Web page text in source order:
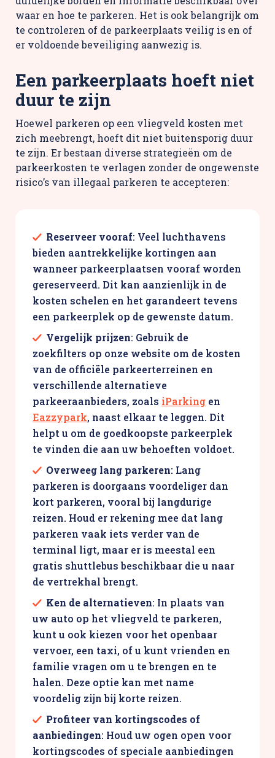
waar en hoe te parkeren. Het is ook belangrijk om
te controleren of de parkeerplaats veilig is en of
er voldoende beveiliging aanwezig is.
Een parkeerplaats hoeft niet
duur te zijn
Hoewel parkeren op een vliegveld kosten met
zich meebrengt, hoeft dit niet buitensporig duur
te zijn. Er bestaan diverse strategieën om de
parkeerkosten te verlagen zonder de ongewenste
risico’s van illegaal parkeren te accepteren:
Reserveer vooraf: Veel luchthavens
bieden aantrekkelijke kortingen aan
wanneer parkeerplaatsen vooraf worden
gereserveerd. Dit kan aanzienlijk in de
kosten schelen en het garandeert tevens
een parkeerplek op de gewenste datum.
Vergelijk prijzen: Gebruik de
zoekfilters op onze website om de kosten
van de officiële parkeerterreinen en
verschillende alternatieve
parkeeraanbieders, zoals iParking en
Eazzypark, naast elkaar te leggen. Dit
helpt u om de goedkoopste parkeerplek
te vinden die aan uw behoeften voldoet.
Overweeg lang parkeren: Lang
parkeren is doorgaans voordeliger dan
kort parkeren, vooral bij langdurige
reizen. Houd er rekening mee dat lang
parkeren vaak iets verder van de
terminal ligt, maar er is meestal een
gratis shuttlebus beschikbaar die u naar
de vertrekhal brengt.
Ken de alternatieven: In plaats van
uw auto op het vliegveld te parkeren,
kunt u ook kiezen voor het openbaar
vervoer, een taxi, of u kunt vrienden en
familie vragen om u te brengen en te
halen. Deze optie kan met name
voordelig zijn bij korte reizen.
Profiteer van kortingscodes of
aanbiedingen: Houd uw ogen open voor
kortingscodes of speciale aanbiedingen